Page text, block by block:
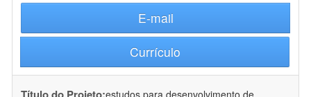
E-mail
Currículo